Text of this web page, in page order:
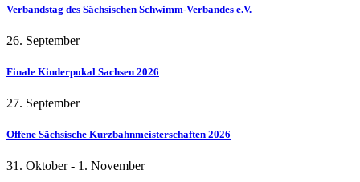
Verbandstag des Sächsischen Schwimm-Verbandes e.V.
26. September
Finale Kinderpokal Sachsen 2026
27. September
Offene Sächsische Kurzbahnmeisterschaften 2026
31. Oktober- 1. November